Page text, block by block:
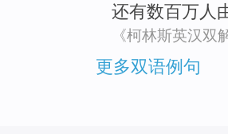
还有数百万 人
《柯林斯英汉双
更多双语例句